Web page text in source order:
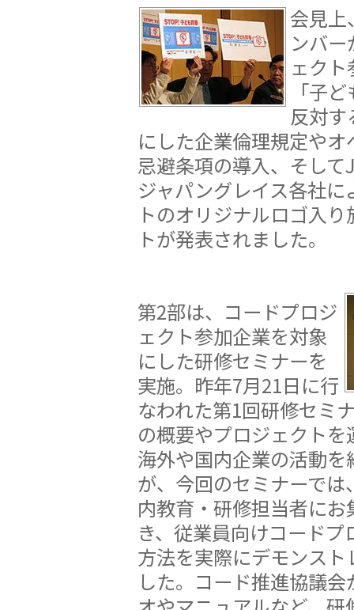
会見上
ンバ
ェク
「子
反対
にした企業倫理規定や
忌避条項の導入、そして
ジャパングレイス各社に
トのオリジナルロゴ入
トが発表されました。
第2部は、コードプロジ
ェクト参加企業を対象
にした研修セミナーを
実施。昨年7月21日に行
なわれた第1回研修セミ
の概要やプロジェクト
海外や国内企業の活動を
が、今回のセミナーでは
内教育・研修担当者に
き、従業員向けコード
方法を実際にデモンス
した。コード推進協議